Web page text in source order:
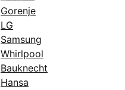
Gorenje
LG
Samsung
Whirlpool
Bauknecht
Hansa